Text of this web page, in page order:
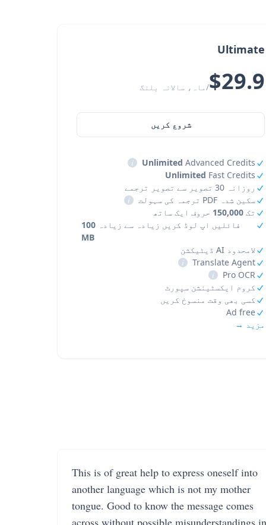
Ultimate
$29.9/ماہ، سالانہ بلنگ
شروع کریں
Unlimited Advanced Credits
i
Unlimited Fast Credits
روزانہ 30 تصویر سے تصویر ترجمے
سکین شدہ PDF ترجمہ کی سہولت
i
تک 150,000 حروف ایک ساتھ
فائلیں اپ لوڈ کریں زیادہ سے زیادہ 100
MB
لامحدود AI ڈیٹیکشن
Translate Agent
i
Pro OCR
i
کروم ایکسٹینشن سپورٹ
کسی بھی وقت منسوخ کریں
Ad free
مزید →
This is of great help to express oneself into
another language which is not my mother
tongue. Good to know the message comes
across without possible misunderstandings in